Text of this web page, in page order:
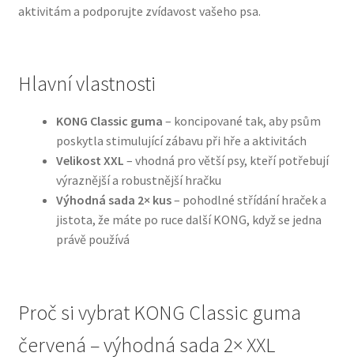
Happy Dog — Německá kvalita a přirozené složení
Hill’s pro psy
Hračky pro psy
Konzervy a kapsičky pro psy
Oblečky pro psy
Pamlsky pro psy
aktivitám a podporujte zvídavost vašeho psa.
Hlavní vlastnosti
KONG Classic guma – koncipované tak, aby psům
poskytla stimulující zábavu při hře a aktivitách
Velikost XXL – vhodná pro větší psy, kteří potřebují
výraznější a robustnější hračku
Výhodná sada 2× kus– pohodlné střídání hraček a
jistota, že máte po ruce další KONG, když se jedna
právě používá
Proč si vybrat KONG Classic guma
červená – výhodná sada 2× XXL